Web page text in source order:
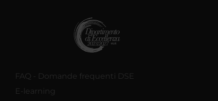
FAQ - Domande frequenti DSE
E-learning